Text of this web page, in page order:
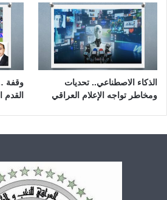
الذكاء الاصطناعي.. تحديات
ومخاطر تواجه الإعلام العراقي
وقفة
القدم